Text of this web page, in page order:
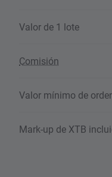
Valor de 1 lote
Comisión
Valor mínimo de
Mark-up de XTB